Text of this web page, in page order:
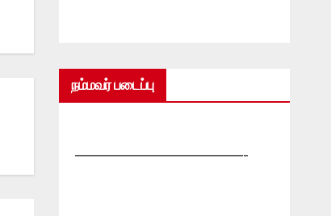
நம்மவர் படைப்பு
—————————————-